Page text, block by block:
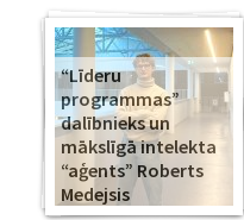
“Līderu
programmas”
dalībnieks un
mākslīgā intelekta
“aģents” Roberts
Medejsis